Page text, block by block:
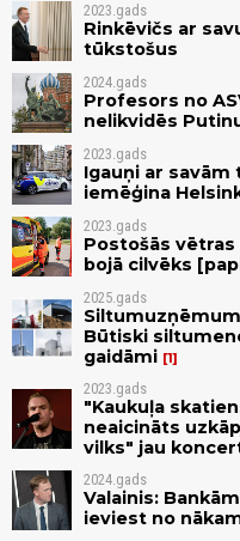
2023.gads
Rinkēvičs ar
tūkstošus
2024.gads
Profesors no
nelikvidēs
2023.gads
Igauņi ar savām
iemēģina
2023.gads
Postošās
bojā cilvēks
2025.gads
Būtiski
gaidāmi 1
2023.gads
"Kaukuļa
neaicināts
vilks" jau
2024.gads
Valainis:
ieviest no